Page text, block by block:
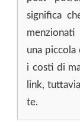
significa
una piccola
i costi di
link,
te.